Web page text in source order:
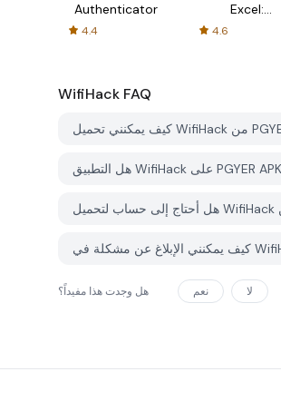
Authenticator
4.4
Excel:
Spreadsheets
4.6
WifiHack FAQ
هل وجدت هذا مفيداً؟ نعم لا